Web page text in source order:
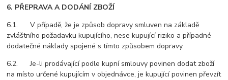
6. PŘEPRAVA A DODÁNÍ ZBOŽÍ
6.1. V případě, že je způsob dopravy smluven na základě
zvláštního požadavku kupujícího, nese kupující riziko a případné
dodatečné náklady spojené s tímto způsobem dopravy.
6.2. Je-li prodávající podle kupní smlouvy povinen dodat zboží
na místo určené kupujícím v objednávce, je kupující povinen převzít